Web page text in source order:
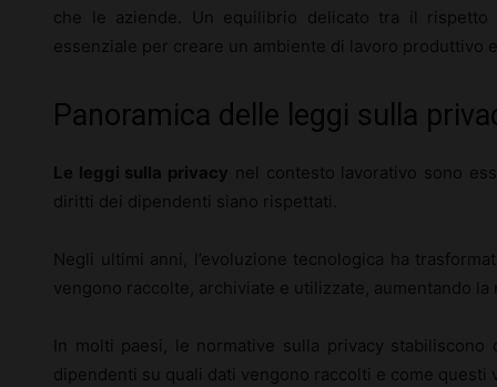
che le aziende. Un equilibrio delicato tra il
essenziale per creare un ambiente di lavoro produttivo
Panoramica delle leggi sulla
Le leggi sulla privacy nel contesto lavorativo sono
diritti dei dipendenti siano rispettati.
Negli ultimi anni, l’evoluzione tecnologica ha
vengono raccolte, archiviate e utilizzate, aumentando
In molti paesi, le normative sulla privacy
dipendenti su quali dati vengono raccolti e come questi